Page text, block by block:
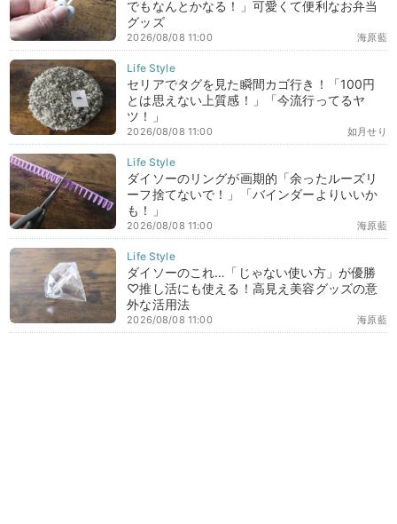
でもなんとかなる！」可愛くて便利なお弁当
グッズ
海原藍
2026/08/08 11:00
セリアでタグを見た瞬間カゴ行き！「100円
とは思えない上質感！」「今流行ってるヤ
ツ！」
如月せり
2026/08/08 11:00
ダイソーのリングが画期的「余ったルーズリ
ーフ捨てないで！」「バインダーよりいいか
も！」
海原藍
2026/08/08 11:00
ダイソーのこれ…「じゃない使い方」が優勝
♡推し活にも使える！高見え美容グッズの意
外な活用法
海原藍
2026/08/08 11:00